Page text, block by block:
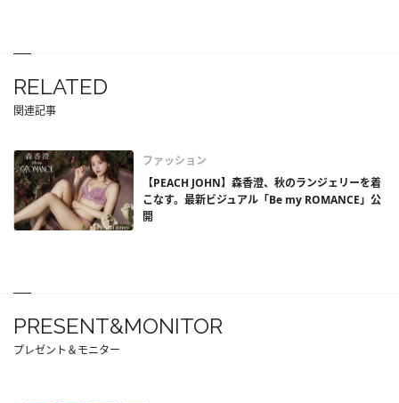
RELATED
関連記事
ファッション
【PEACH JOHN】森香澄、秋のランジェリーを着
こなす。最新ビジュアル「Be my ROMANCE」公
開
PRESENT&MONITOR
プレゼント＆モニター